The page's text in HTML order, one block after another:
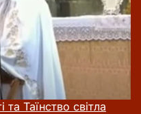
та Таїнство світла